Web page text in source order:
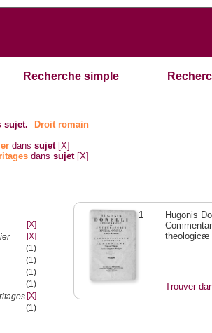
Recherche simple
sujet.
Droit romain
danssujet [X]
danssujet [X]
[X]
[X]
(1)
(1)
(1)
(1)
[X]
(1)
1
Hugonis
theologicæ
Trouver